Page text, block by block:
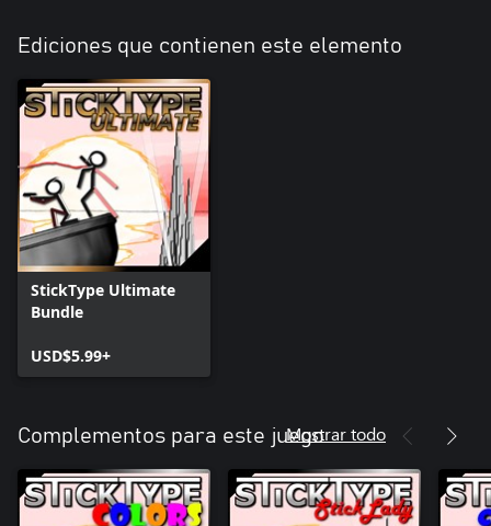
Ediciones que contienen este elemento
StickType Ultimate
Bundle
USD$5.99+
Complementos para este juegoMostrar todo